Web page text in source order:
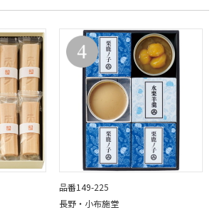
品番149-225
長野・小布施堂